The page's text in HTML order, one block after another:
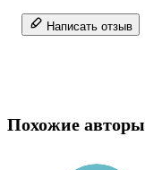
Написать отзыв
Похожие авторы